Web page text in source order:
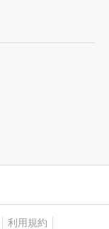
利用規約